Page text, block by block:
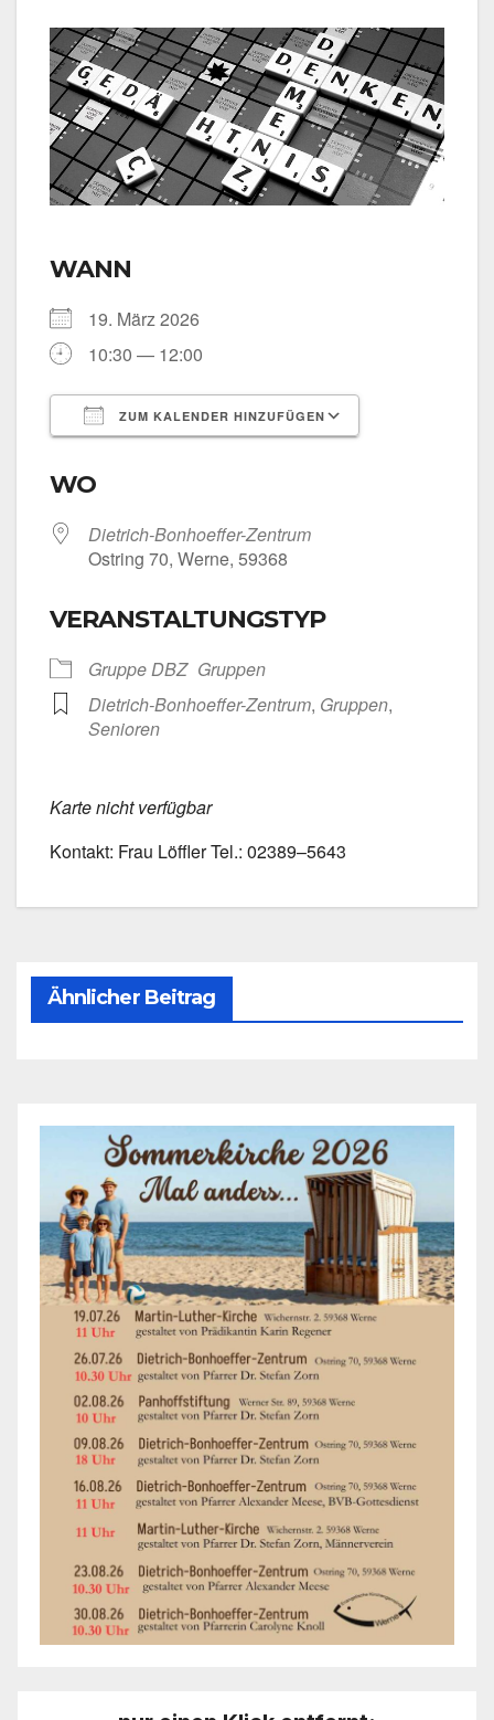
WANN
19. März 2026
10:30 — 12:00
ZUM KALENDER HINZUFÜGEN
WO
Dietrich-Bonhoeffer-Zentrum
Ost­ring 70, Wer­ne, 59368
VERANSTALTUNGSTYP
Grup­pe DBZ Grup­pen
Dietrich-Bonhoeffer-Zentrum, Grup­pen,
Senio­ren
Kar­te nicht ver­füg­bar
Kon­takt: Frau Löff­ler Tel.: 02389–5643
Ähnlicher Beitrag